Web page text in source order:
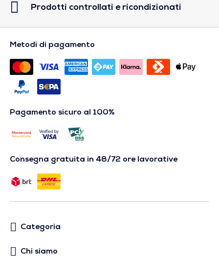
Prodotti controllati e ricondizionati
Metodi di pagamento
Pagamento sicuro al 100%
Consegna gratuita in 48/72 ore lavorative
Categoria
Chi siamo